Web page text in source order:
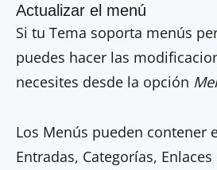
Actualizar el menú
Si tu Tema soporta menús
puedes hacer las
necesites desde la opción
Los Menús pueden contener
Entradas, Categorías,